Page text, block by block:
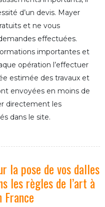
d’un devis. Mayer
et ne vous
effectuées.
importantes et
opération l’effectuer
estimée des travaux et
envoyées en moins de
directement les
dans le site.
la pose de vos dalles
les règles de l’art à
France